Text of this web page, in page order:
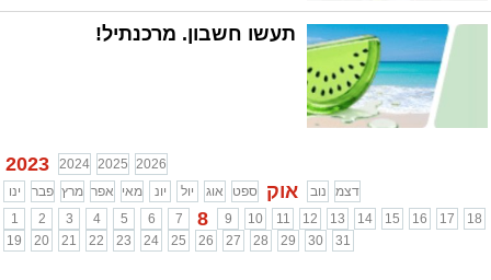
תעשו חשבון. מרכנתיל!
2023 2024 2025 2026
ינו
פבר מרץ אפר מאי יונ יול אוג ספט אוק נוב
דצמ
1
2 3 4 5 6 7 8 9 10 11 12 13 14 15 16 17
18
19
20 21 22 23 24 25 26 27 28 29 30 31